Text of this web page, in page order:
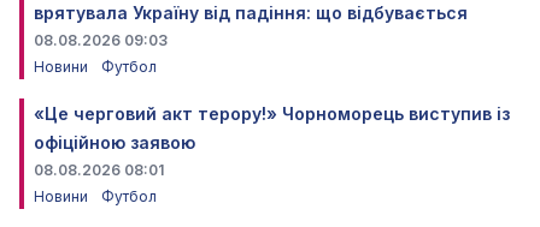
врятувала Україну від падіння: що відбувається
08.08.2026 09:03
Новини
Футбол
«Це черговий акт терору!» Чорноморець виступив із
офіційною заявою
08.08.2026 08:01
Новини
Футбол